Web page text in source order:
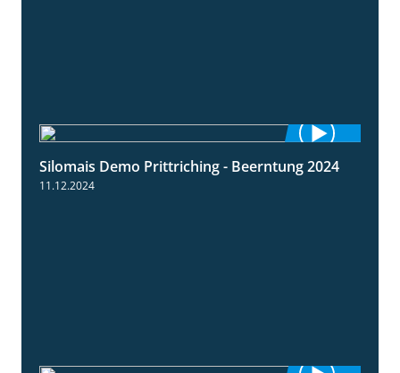
12:28
Silomais Demo Prittriching - Beerntung 2024
11.12.2024